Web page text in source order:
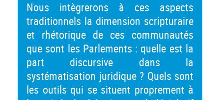
Nous intègrerons à ces aspects
traditionnels la dimension scripturaire
et rhétorique de ces communautés
que sont les Parlements : quelle est la
part discursive dans la
systématisation juridique ? Quels sont
les outils qui se situent proprement à